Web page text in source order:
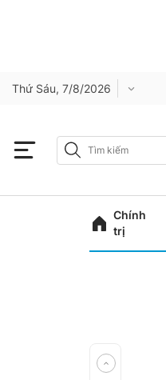
Thứ Sáu, 7/8/2026
Chính
trị